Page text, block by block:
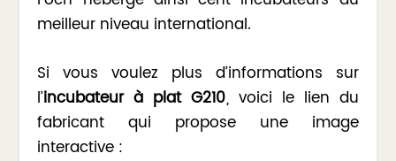
meilleur niveau international.
Si vous voulez plus d’informations sur
l’incubateur à plat G210, voici le lien du
fabricant qui propose une image
interactive :